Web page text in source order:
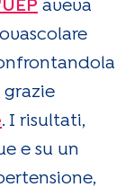
aveva
. I risultati,
e su un